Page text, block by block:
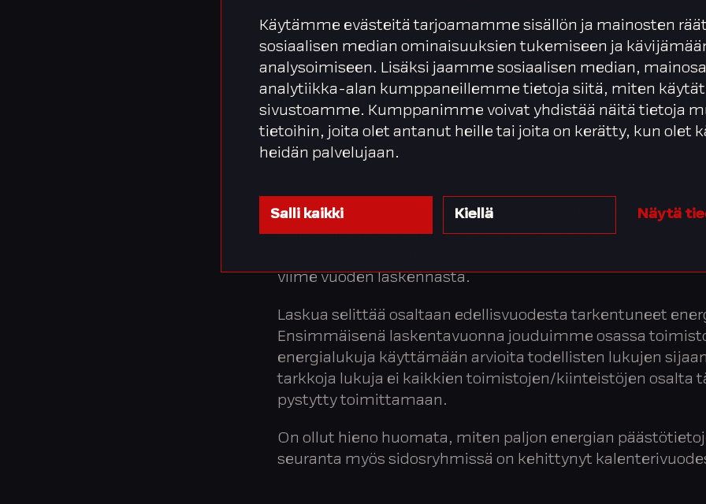
Käytämme evästeitä tarjoamamme sisällön ja mainosten
sosiaalisen median ominaisuuksien tukemiseen ja
analysoimiseen. Lisäksi jaamme sosiaalisen median,
analytiikka-alan kumppaneillemme tietoja siitä, miten käytät
sivustoamme. Kumppanimme voivat yhdistää näitä tietoja
tietoihin, joita olet antanut heille tai joita on kerätty, kun olet
heidän palvelujaan.
Salli kaikki Kiellä Näytä
”Hiilijalanjälkemme vuonna 2022
100,3
Pienensimme jalanjälkeä energian ja hankintojen osalta.
Vuoden 2021 laskentaan verraten myös vuoden 2022
hiilijalanjälkilaskennassa energia haukkasi edelleen
viime vuoden laskennasta.
Laskua selittää osaltaan edellisvuodesta tarkentuneet
Ensimmäisenä laskentavuonna jouduimme osassa
energialukuja käyttämään arvioita todellisten lukujen
tarkkoja lukuja ei kaikkien toimistojen/kiinteistöjen osalta
pystytty toimittamaan.
On ollut hieno huomata, miten paljon energian
seuranta myös sidosryhmissä on kehittynyt